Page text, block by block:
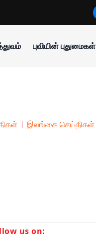
புவியின் புதுமைகள்
இலங்கை செய்திகள்
us on: